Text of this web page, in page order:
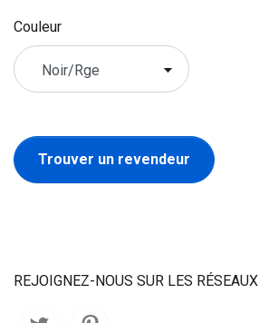
Couleur
Trouver un revendeur
REJOIGNEZ-NOUS SUR LES